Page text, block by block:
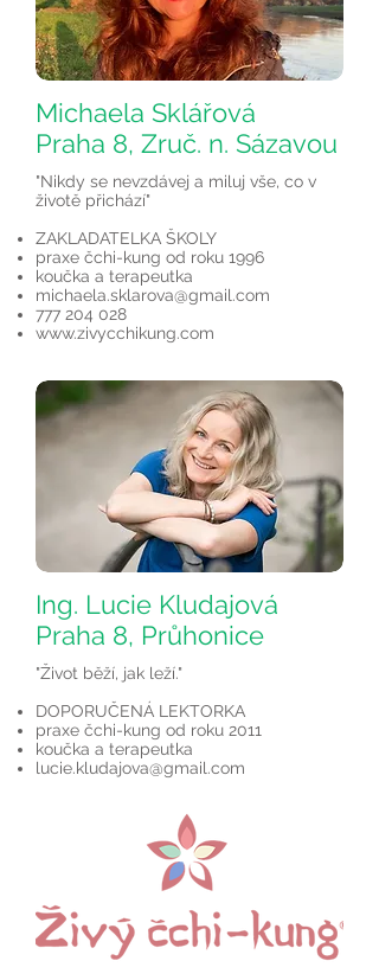
Michaela Sklářová
Praha 8, Zruč. n. Sázavou
"Nikdy se nevzdávej a miluj vše, co v
životě přichází"
ZAKLADATELKA ŠKOLY
praxe čchi-kung od roku 1996
koučka a terapeutka
michaela.sklarova@gmail.com
777 204 028
www.zivycchikung.com
Ing. Lucie Kludajová
Praha 8, Průhonice
"Život běží, jak leží."
DOPORUČENÁ LEKTORKA
praxe čchi-kung od roku 2011
koučka a terapeutka
lucie.kludajova@gmail.com